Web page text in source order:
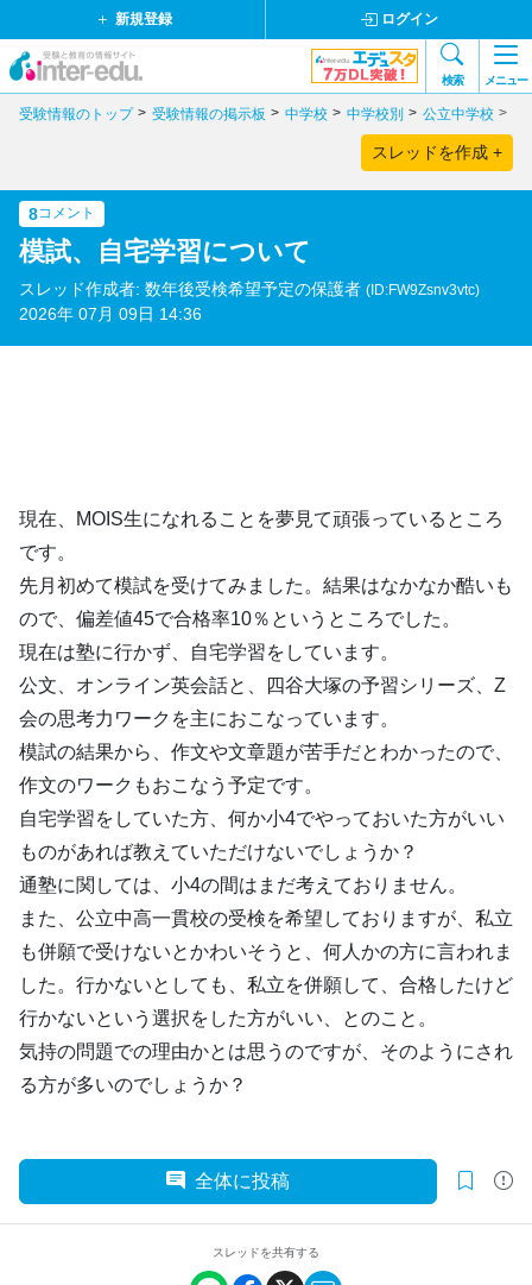
新規登録 ログイン
検索 メニュー
受験情報のトップ 受験情報の掲示板 中学校 中学校別 公立中学校
スレッドを作成 +
8コメント
模試、自宅学習について
スレッド作成者: 数年後受検希望予定の保護者 (ID:FW9Zsnv3vtc)
2026年 07月 09日 14:36
現在、MOIS生になれることを夢見て頑張っているところ
です。
先月初めて模試を受けてみました。結果はなかなか酷いも
ので、偏差値45で合格率10％というところでした。
現在は塾に行かず、自宅学習をしています。
公文、オンライン英会話と、四谷大塚の予習シリーズ、Z
会の思考力ワークを主におこなっています。
模試の結果から、作文や文章題が苦手だとわかったので、
作文のワークもおこなう予定です。
自宅学習をしていた方、何か小4でやっておいた方がいい
ものがあれば教えていただけないでしょうか？
通塾に関しては、小4の間はまだ考えておりません。
また、公立中高一貫校の受検を希望しておりますが、私立
も併願で受けないとかわいそうと、何人かの方に言われま
した。行かないとしても、私立を併願して、合格したけど
行かないという選択をした方がいい、とのこと。
気持の問題での理由かとは思うのですが、そのようにされ
る方が多いのでしょうか？
全体に投稿
スレッドを共有する